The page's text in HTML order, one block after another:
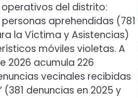
del distrito:
aprehendidas (781
la Víctima y Asistencias)
móviles violetas. A
2026 acumula 226
vecinales recibidas
denuncias en 2025 y